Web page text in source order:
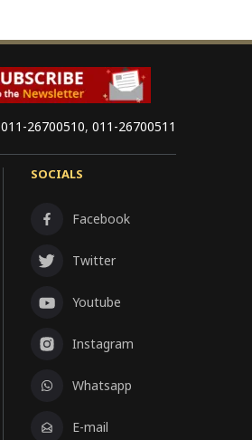
011-26700510, 011-26700511
SOCIALS
Facebook
Twitter
Youtube
Instagram
Whatsapp
E-mail